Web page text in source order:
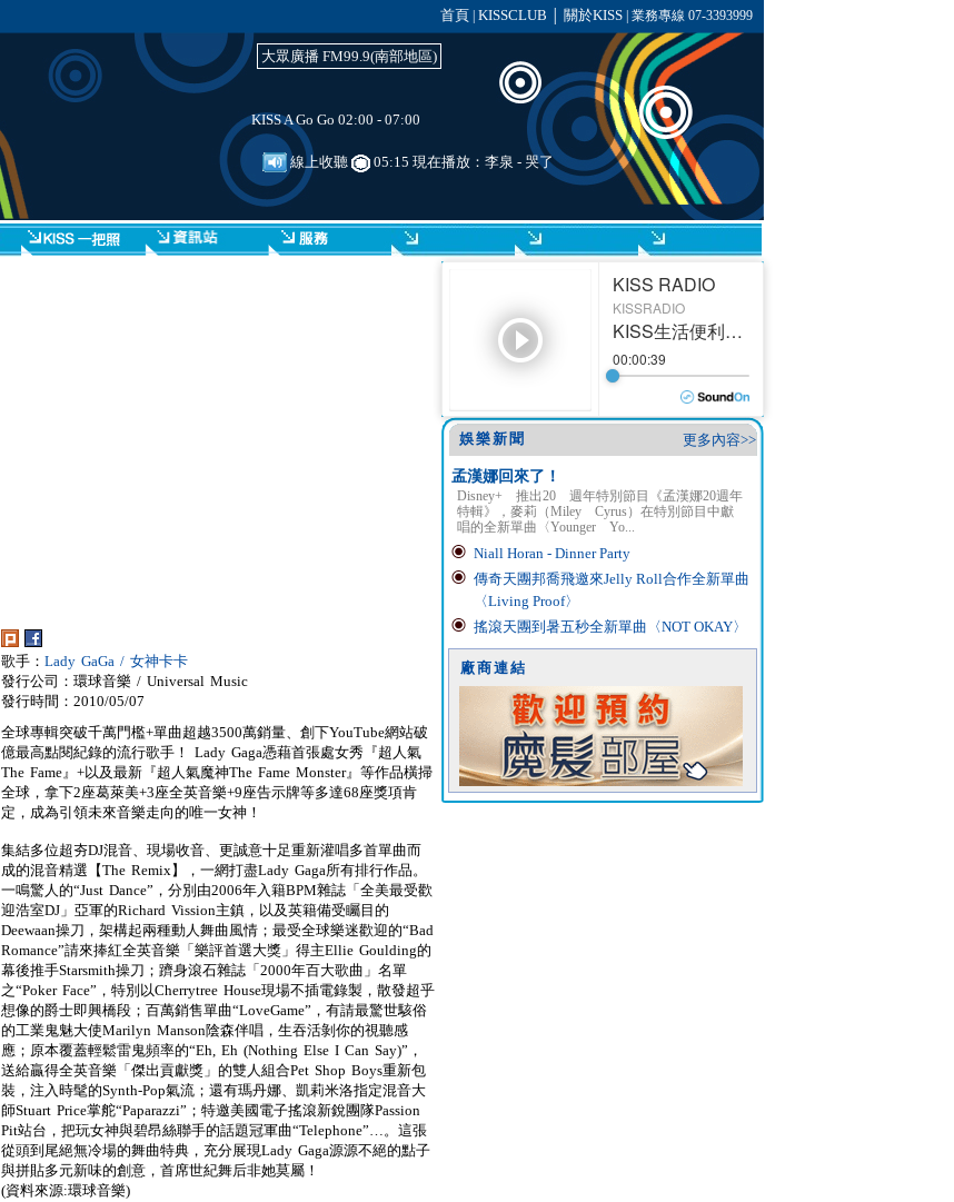
首頁 KISSCLUB 關於KISS| 業務專線 07-3393999
大眾廣播 FM99.9(南部地區)
KISS A Go Go 02:00 - 07:00
線上收聽 05:15 現在播放： 李泉 - 哭了
歌手： Lady GaGa / 女神卡卡
發行公司：環球音樂 / Universal Music
發行時間：2010/05/07
全球專輯突破千萬門檻+單曲超越3500萬銷量、創下YouTube網站破
億最高點閱紀錄的流行歌手！ Lady Gaga憑藉首張處女秀『超人氣
The Fame』+以及最新『超人氣魔神The Fame Monster』等作品橫掃
全球，拿下2座葛萊美+3座全英音樂+9座告示牌等多達68座獎項肯
定，成為引領未來音樂走向的唯一女神！
集結多位超夯DJ混音、現場收音、更誠意十足重新灌唱多首單曲而
成的混音精選【The Remix】，一網打盡Lady Gaga所有排行作品。
一鳴驚人的“Just Dance”，分別由2006年入籍BPM雜誌「全美最受歡
迎浩室DJ」亞軍的Richard Vission主鎮，以及英籍備受矚目的
Deewaan操刀，架構起兩種動人舞曲風情；最受全球樂迷歡迎的“Bad
Romance”請來捧紅全英音樂「樂評首選大獎」得主Ellie Goulding的
幕後推手Starsmith操刀；躋身滾石雜誌「2000年百大歌曲」名單
之“Poker Face”，特別以Cherrytree House現場不插電錄製，散發超乎
想像的爵士即興橋段；百萬銷售單曲“LoveGame”，有請最驚世駭俗
的工業鬼魅大使Marilyn Manson陰森伴唱，生吞活剝你的視聽感
應；原本覆蓋輕鬆雷鬼頻率的“Eh, Eh (Nothing Else I Can Say)”，
送給贏得全英音樂「傑出貢獻獎」的雙人組合Pet Shop Boys重新包
裝，注入時髦的Synth-Pop氣流；還有瑪丹娜、凱莉米洛指定混音大
師Stuart Price掌舵“Paparazzi”；特邀美國電子搖滾新銳團隊Passion
Pit站台，把玩女神與碧昂絲聯手的話題冠軍曲“Telephone”…。這張
從頭到尾絕無冷場的舞曲特典，充分展現Lady Gaga源源不絕的點子
與拼貼多元新味的創意，首席世紀舞后非她莫屬！
(資料來源:環球音樂)
更多內容>>
娛樂新聞
孟漢娜回來了！
Disney+ 推出20 週年特別節目《孟漢娜20週年
特輯》，麥莉（Miley Cyrus）在特別節目中獻
唱的全新單曲〈Younger Yo...
Niall Horan - Dinner Party
傳奇天團邦喬飛邀來Jelly Roll合作全新單曲
〈Living Proof〉
搖滾天團到暑五秒全新單曲〈NOT OKAY〉
廠商連結